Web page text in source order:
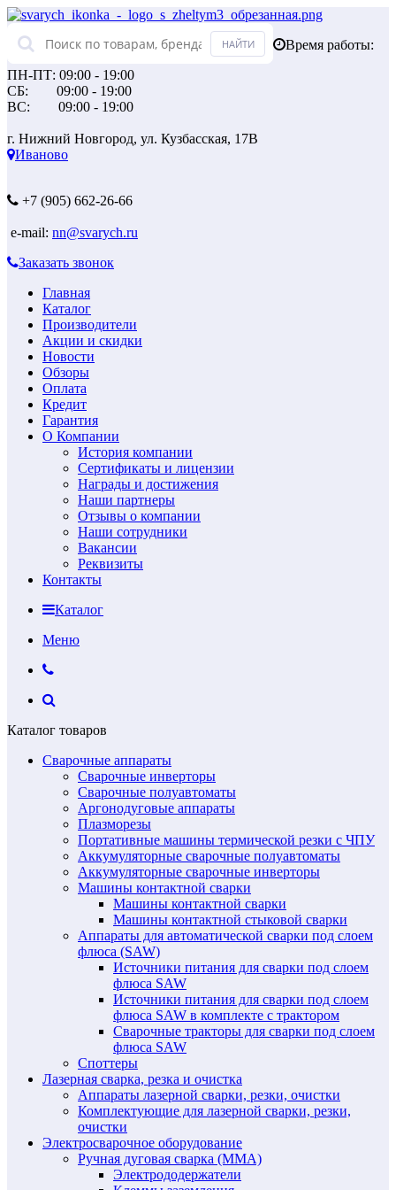
Время работы:
ПН-ПТ: 09:00 - 19:00
СБ: 09:00 - 19:00
ВС: 09:00 - 19:00
г. Нижний Новгород, ул. Кузбасская, 17В
Иваново
+7 (905) 662-26-66
e-mail: nn@svarych.ru
Заказать звонок
Главная
Каталог
Производители
Акции и скидки
Новости
Обзоры
Оплата
Кредит
Гарантия
О Компании
История компании
Сертификаты и лицензии
Награды и достижения
Наши партнеры
Отзывы о компании
Наши сотрудники
Вакансии
Реквизиты
Контакты
Каталог
Меню
Каталог товаров
Сварочные аппараты
Сварочные инверторы
Сварочные полуавтоматы
Аргонодуговые аппараты
Плазморезы
Портативные машины термической резки с ЧПУ
Аккумуляторные сварочные полуавтоматы
Аккумуляторные сварочные инверторы
Машины контактной сварки
Машины контактной сварки
Машины контактной стыковой сварки
Аппараты для автоматической сварки под слоем
флюса (SAW)
Источники питания для сварки под слоем
флюса SAW
Источники питания для сварки под слоем
флюса SAW в комплекте с трактором
Сварочные тракторы для сварки под слоем
флюса SAW
Споттеры
Лазерная сварка, резка и очистка
Аппараты лазерной сварки, резки, очистки
Комплектующие для лазерной сварки, резки,
очистки
Электросварочное оборудование
Ручная дуговая сварка (MMA)
Электрододержатели